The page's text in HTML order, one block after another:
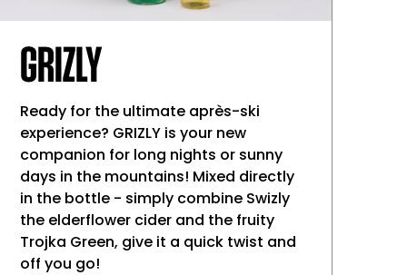
GRIZLY
Ready for the ultimate après-ski
experience? GRIZLY is your new
companion for long nights or sunny
days in the mountains! Mixed directly
in the bottle - simply combine Swizly
the elderflower cider and the fruity
Trojka Green, give it a quick twist and
off you go!